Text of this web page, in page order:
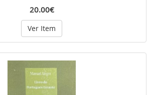
20.00€
Ver Item